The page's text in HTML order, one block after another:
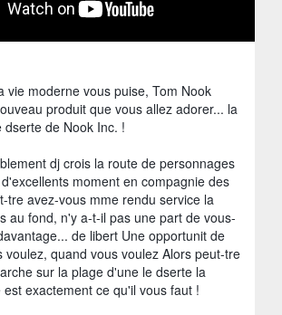
vie moderne vous puise, Tom Nook
produit que vous allez adorer... la
de Nook Inc. !
dj crois la route de personnages
moment en compagnie des
tre avez-vous mme rendu service la
au fond, n'y a-t-il pas une part de vous-
de libert Une opportunit de
voulez, quand vous voulez Alors peut-tre
sur la plage d'une le dserte la
exactement ce qu'il vous faut !